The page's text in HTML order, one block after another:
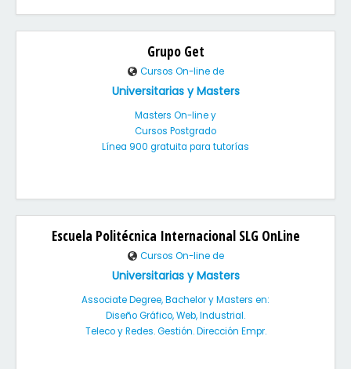
Grupo Get
Cursos On-line de
Universitarias y Masters
Masters On-line y
Cursos Postgrado
Línea 900 gratuita para tutorías
Escuela Politécnica Internacional SLG OnLine
Cursos On-line de
Universitarias y Masters
Associate Degree, Bachelor y Masters en:
Diseño Gráfico, Web, Industrial.
Teleco y Redes. Gestión. Dirección Empr.